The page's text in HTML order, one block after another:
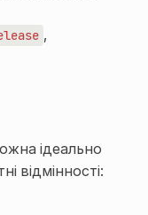
,
ідеально
відмінності: